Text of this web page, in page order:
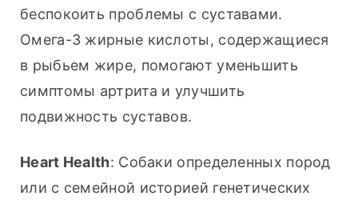
беспокоить проблемы с суставами.
Омега-3 жирные кислоты, содержащиеся
в рыбьем жире, помогают уменьшить
симптомы артрита и улучшить
подвижность суставов.
Heart Health: Собаки определенных пород
или с семейной историей генетических